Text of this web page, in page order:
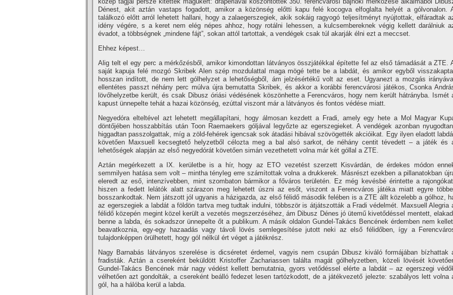
Dénest, akit aztán vastaps fogadott, amikor a közönség előtti kapu felé kocogva elfoglalta helyét a gólvonalon.
találkozó előtt arról lehetett hallani, hogy a zalaegerszegiek, akik sokáig ragyogó teljesítményt nyújtottak, elfáradtak
idény végére, s a keret nem elég népes ahhoz, hogy rotálni lehessen, a kulcsembereknek végig kellett darálniuk
évadot, a többségnek „mindene fájt”, sokan attól tartottak, a vendégek csak túl akarják élni ezt a meccset.
Ehhez képest…
Alig telt el egy perc a mérkőzésből, amikor kimondottan látványos összjátékkal építette fel az első támadását a ZTE.
saját kapuja felé mozgó Skribek Alen szép mozdulattal maga mögé tette be a labdát, és amikor egyből
hosszan indított, de nem lett gólhelyzet a lehetőségből, ám jelzésértékű volt az eset. Ugyanezt a mozgás
ellentétes passzt néhány perc múlva újra bemutatta Skribek, és akkor a korábbi ferencvárosi játékos, Csonka
lövőhelyzetbe került, és csak Dibusz óriási védésének köszönhette a Ferencváros, hogy nem került hátrányba. Ismét
kapust ünnepelte tehát a hazai közönség, ezúttal viszont már a látványos és fontos védése miatt.
Negyedóra elteltével azt lehetett megállapítani, hogy álmosan kezdett a Fradi, amely egy hete a Mol Magyar
döntőjében hosszabbítás után Toon Raemaekers góljával legyőzte az egerszegieket. A vendégek azonban
higgadtan passzolgattak, míg a zöld-fehérek igencsak sok átadási hibával szövögették akcióikat. Egy ilyen eladott
követően Maxsuell kecsegtető helyzetből célozta meg a bal alsó sarkot, de néhány centit tévedett – a játék és
lehetőségek alapján az első negyedórát követően simán vezethetett volna már két góllal a ZTE.
Aztán megérkezett a IX. kerületbe is a hír, hogy az ETO vezetést szerzett Kisvárdán, de érdekes módon
semmilyen hatása sem volt – mintha tényleg erre számítottak volna a drukkerek. Másrészt ezekben a pillanatokban
eleredt az eső, intenzívebben, mint szombaton bármikor a főváros területén. Ez még kevésbé érintette a
hiszen a fedett lelátók alatt szárazon meg lehetett úszni az esőt, viszont a Ferencváros játéka miatt egyre
bosszankodtak. Nem játszott jól ugyanis a házigazda, az első félidő második felében is a ZTE állt közelebb a gólhoz,
az egerszegiek a labdát a földön tartva meg tudtak indulni, többször is átjátszották a Fradi védelmét. Maxsuell Alegria
félidő közepén megint közel került a vezetés megszerzéséhez, ám Dibusz Dénes jó ütemű kivetődéssel mentett,
benne a labda, és sokadszor ünnepelte őt a publikum. A másik oldalon Gundel-Takács Bencének érdemben nem
beavatkoznia, egy-egy hazaadás vagy távoli lövés semlegesítése jutott neki az első félidőben, így a
tulajdonképpen örülhetett, hogy gól nélkül ért véget a játékrész.
Nagy Barnabás látványos szerelése is dicséretet érdemel, vagyis nem csupán Dibusz kiváló formájában bízhattak
fradisták. Aztán a csereként beküldött Kristoffer Zachariassen találta magát gólhelyzetben, közeli lövését
Gundel-Takács Bencének már nagy védést kellett bemutatnia, gyors vetődéssel elérte a labdát – az egerszegi
vélhetően azt gondolták, a csereként beálló fedezet lesen tartózkodott, de a játékvezető jelezte: szabályos lett volna
gól, ha a hálóba kerül a labda.